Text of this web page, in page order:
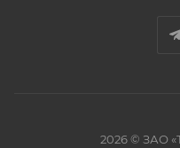
2026 © ЗАО